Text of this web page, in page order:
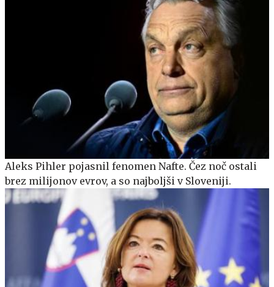
Aleks Pihler pojasnil fenomen Nafte. Čez noč ostali
brez milijonov evrov, a so najboljši v Sloveniji.